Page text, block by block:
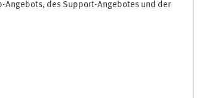
Angebots, des Support-Angebotes und der